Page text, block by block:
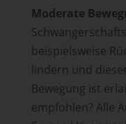
Moderate
beispielsweise
lindern und
Bewegung ist
empfohlen? Alle